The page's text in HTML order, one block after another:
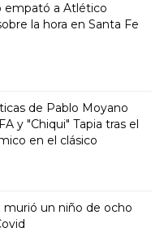
empató a Atlético
la hora en Santa Fe
de Pablo Moyano
y "Chiqui" Tapia tras el
en el clásico
murió un niño de ocho